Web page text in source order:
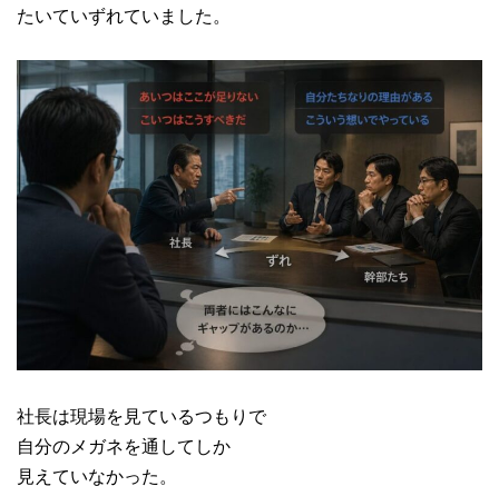
たいていずれていました。
社長は現場を見ているつもりで
自分のメガネを通してしか
見えていなかった。